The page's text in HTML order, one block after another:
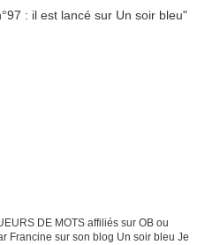
DE MOTS affiliés sur OB ou
Francine sur son blog Un soir bleu Je